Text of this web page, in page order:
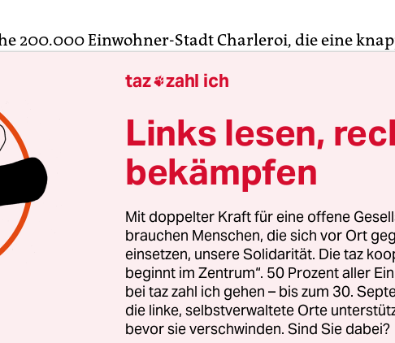
200.000 Einwohner-Stadt Charleroi, die eine
der Geburtsorte des modernen europäischen
des wirtschaftlichen Niedergangs hinter sich.
im 19. Jahrhundert die Industrie – in Charle­roi
und Flachglas produziert, das Sodawasser erfunden,
Unmengen von Braun- und Steinkohle.
– „schwarzes Land“ nennen sich die Überreste des
in der Umgebung. Das ehemalige Bergwerk
noch an alte Größe. Heute beherbergt es ein
und eine imposante Kollektion von
besiegelte sein Schicksal: Im August 1956 starben
taz zahl ich
Links lesen,
bekämpfen
Mit doppelter Kraft für eine offene
brauchen Menschen, die sich vor Ort
einsetzen, unsere Solidarität. Die taz
beginnt im Zentrum“. 50 Prozent aller
bei taz zahl ich gehen – bis zum 30.
die linke, selbstverwaltete Orte
bevor sie verschwinden. Sind Sie dabei?